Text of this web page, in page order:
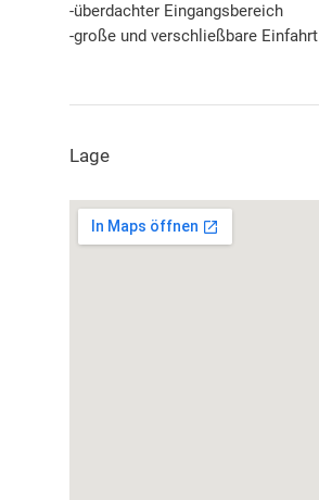
-überdachter Eingangsbereich
-große und verschließbare Einfahrt
Lage